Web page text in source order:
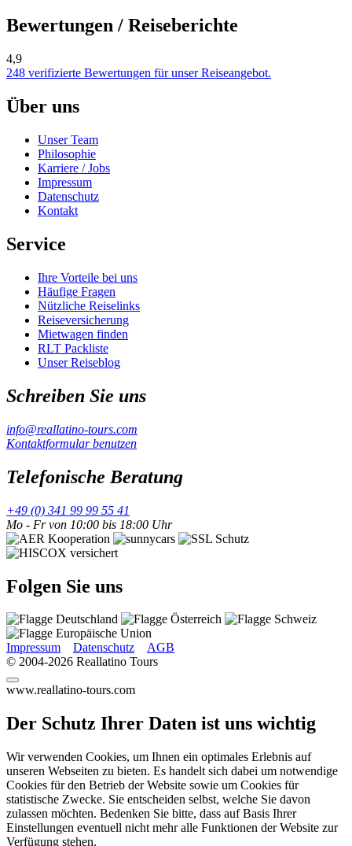
Bewertungen / Reiseberichte
4,9
248 verifizierte Bewertungen für unser Reiseangebot.
Über uns
Unser Team
Philosophie
Karriere / Jobs
Impressum
Datenschutz
Kontakt
Service
Ihre Vorteile bei uns
Häufige Fragen
Nützliche Reiselinks
Reiseversicherung
Mietwagen finden
RLT Packliste
Unser Reiseblog
Schreiben Sie uns
info@reallatino-tours.com
Kontaktformular benutzen
Telefonische Beratung
+49 (0) 341 99 99 55 41
Mo - Fr von 10:00 bis 18:00 Uhr
Folgen Sie uns
Impressum Datenschutz
AGB
© 2004-2026 Reallatino Tours
www.reallatino-tours.com
Der Schutz Ihrer Daten ist uns wichtig
Wir verwenden Cookies, um Ihnen ein optimales Erlebnis auf
unseren Webseiten zu bieten. Es handelt sich dabei um notwendige
Cookies für den Betrieb der Website sowie um Cookies für
statistische Zwecke. Sie entscheiden selbst, welche Sie davon
zulassen möchten. Bedenken Sie bitte, dass auf Basis Ihrer
Einstellungen eventuell nicht mehr alle Funktionen der Website zur
Verfügung stehen.